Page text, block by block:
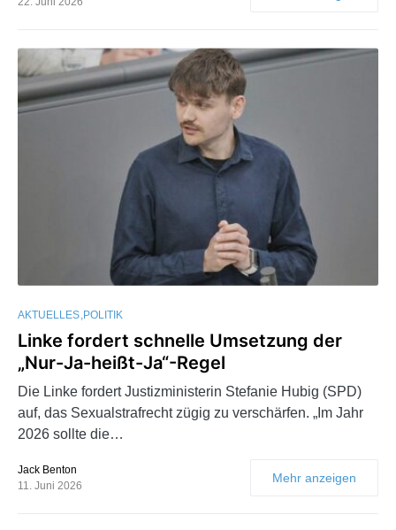
AKTUELLES POLITIK
Linke fordert schnelle Umsetzung der
„Nur-Ja-heißt-Ja“-Regel
Die Linke fordert Justizministerin Stefanie Hubig (SPD)
auf, das Sexualstrafrecht zügig zu verschärfen. „Im Jahr
2026 sollte die…
Jack Benton
11. Juni 2026
Mehr anzeigen